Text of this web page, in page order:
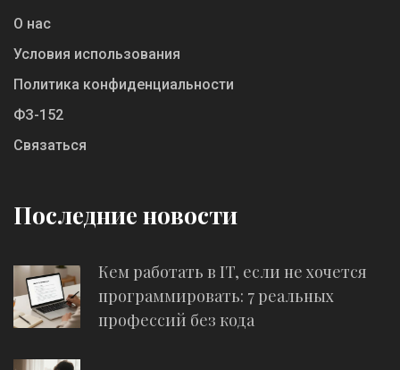
О нас
Условия использования
Политика конфиденциальности
ФЗ-152
Связаться
Последние новости
Кем работать в IT, если не хочется
программировать: 7 реальных
профессий без кода